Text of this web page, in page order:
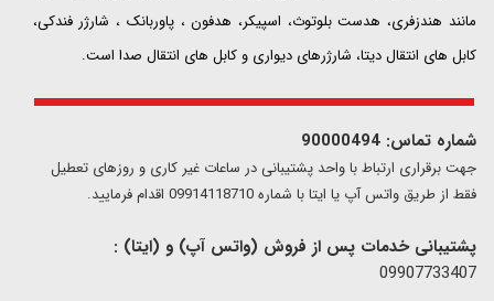
مانند هندزفری، هدست بلوتوث، اسپیکر، هدفون ، پاوربانک ، شارژر فندکی،
کابل های انتقال دیتا، شارژرهای دیواری و کابل های انتقال صدا است.
شماره تماس: 90000494
​​جهت برقراری ارتباط با واحد پشتیبانی در ساعات غیر کاری و روزهای تعطیل
فقط از طریق واتس آپ یا ایتا با شماره 09914118710 اقدام فرمایید.
پشتیبانی خدمات پس از فروش (واتس آپ) و (ایتا) :
09907733407